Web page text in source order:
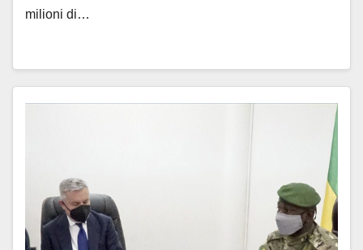
milioni di…